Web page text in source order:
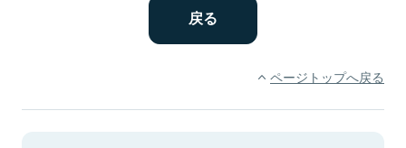
ページトップへ戻る